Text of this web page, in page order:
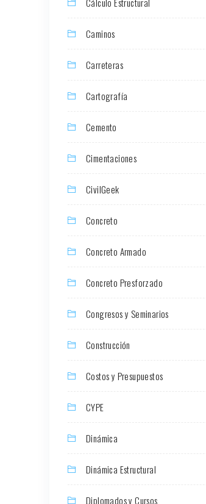
Caminos
Carreteras
Cartografía
Cemento
Cimentaciones
CivilGeek
Concreto
Concreto Armado
Concreto Presforzado
Congresos y Seminarios
Construcción
Costos y Presupuestos
CYPE
Dinámica
Dinámica Estructural
Diplomados y Cursos